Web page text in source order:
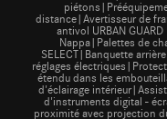
distance|Avertisseur de
antivol URBAN
Nappa|Palettes de
SELECT|Banquette
réglages
étendu dans les
d'éclairage
d'instruments digital -
proximité avec projection